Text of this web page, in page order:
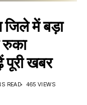
में बड़ा
रुका
पूरी खबर
READ 465 VIEWS